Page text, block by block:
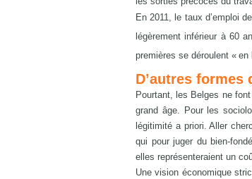
En 2011, le taux d’emploi
légèrement inférieur à 60
premières se déroulent « en
D’autres formes
Pourtant, les Belges ne
grand âge. Pour les
légitimité a priori. Aller
qui pour juger du bien-
elles représenteraient un
Une vision économique